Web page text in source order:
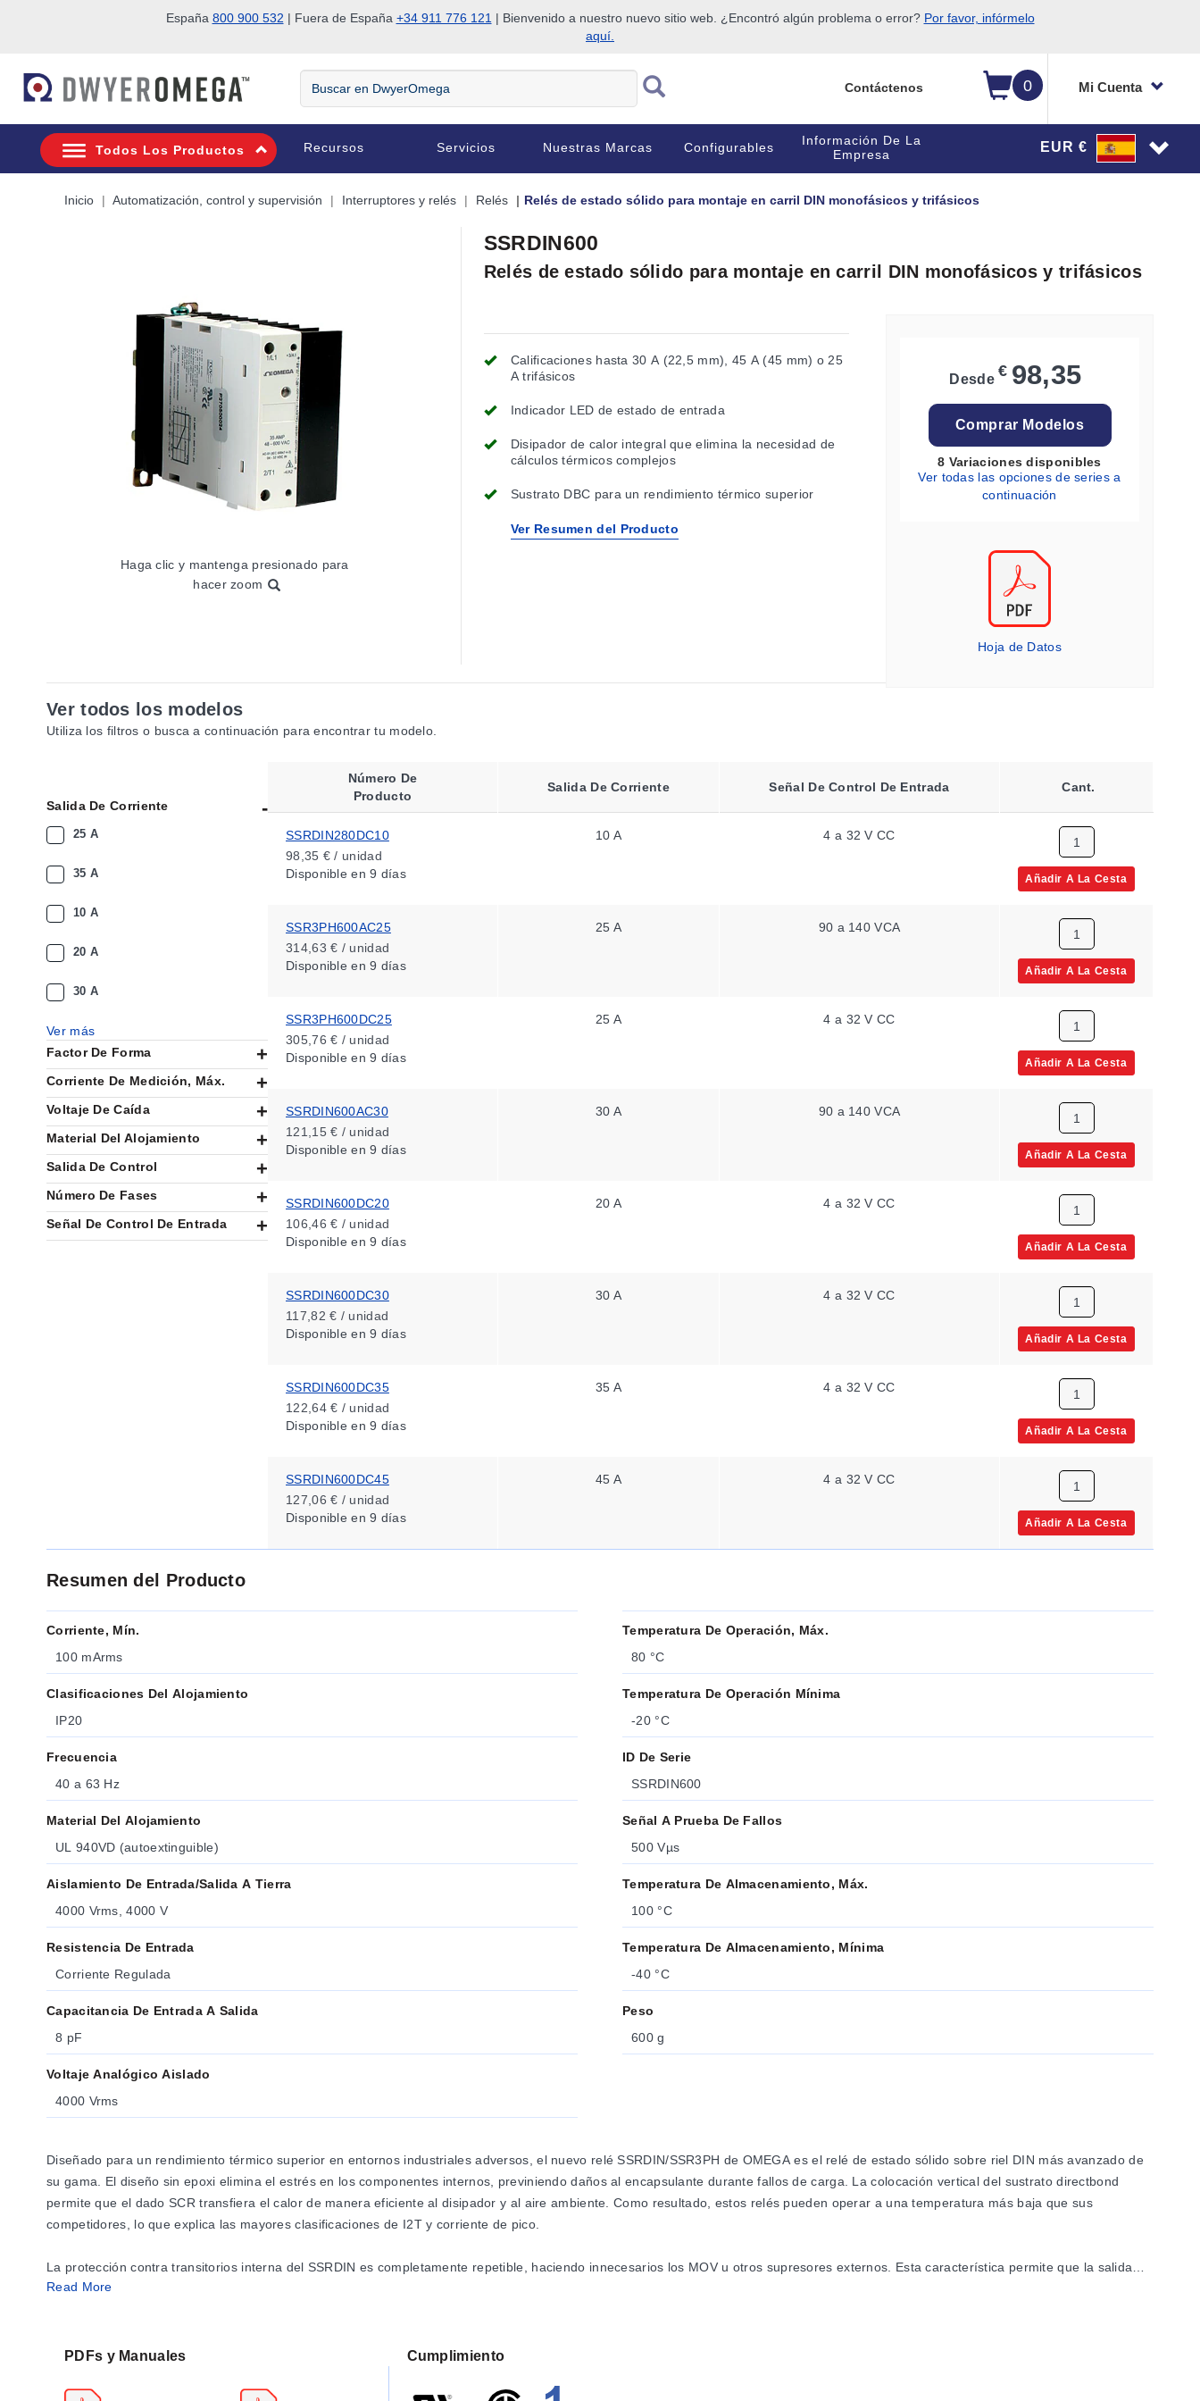
España 800 900 532 | Fuera de España +34 911 776 121 | Bienvenido a nuestro nuevo sitio web. ¿Encontró algún problema o error? Por favor, infórmelo
aquí.
0 Mi Cuenta
Buscar
DwyerOmega
Contáctenos
Todos Los Productos Recursos Servicios Nuestras Marcas Configurables
Información De La
Empresa
EUR €
Inicio Automatización, control y supervisión Interruptores y relés Relés Relés de estado sólido para montaje en carril DIN monofásicos y trifásicos
Haga clic y mantenga presionado para
hacer zoom
SSRDIN600
Relés de estado sólido para montaje en carril DIN monofásicos y trifásicos
Calificaciones hasta 30 A (22,5 mm), 45 A (45 mm) o 25
A trifásicos
Indicador LED de estado de entrada
Disipador de calor integral que elimina la necesidad de
cálculos térmicos complejos
Sustrato DBC para un rendimiento térmico superior
Ver Resumen del Producto
Desde € 98,35
Comprar Modelos
8 Variaciones disponibles
Ver todas las opciones de series a
continuación
Hoja de Datos
Ver todos los modelos
Utiliza los filtros o busca a continuación para encontrar tu modelo.
Salida De Corriente
25 A
35 A
10 A
20 A
30 A
Ver más
Factor De Forma
Corriente De Medición, Máx.
Voltaje De Caída
Material Del Alojamiento
Salida De Control
Número De Fases
Señal De Control De Entrada
Número De
Producto
Salida De Corriente Señal De Control De Entrada Cant.
SSRDIN280DC10
98,35 € / unidad
Disponible en 9 días
10 A 4 a 32 V CC
Añadir A La Cesta
SSR3PH600AC25
314,63 € / unidad
Disponible en 9 días
25 A 90 a 140 VCA
Añadir A La Cesta
SSR3PH600DC25
305,76 € / unidad
Disponible en 9 días
25 A 4 a 32 V CC
Añadir A La Cesta
SSRDIN600AC30
121,15 € / unidad
Disponible en 9 días
30 A 90 a 140 VCA
Añadir A La Cesta
SSRDIN600DC20
106,46 € / unidad
Disponible en 9 días
20 A 4 a 32 V CC
Añadir A La Cesta
SSRDIN600DC30
117,82 € / unidad
Disponible en 9 días
30 A 4 a 32 V CC
Añadir A La Cesta
SSRDIN600DC35
122,64 € / unidad
Disponible en 9 días
35 A 4 a 32 V CC
Añadir A La Cesta
SSRDIN600DC45
127,06 € / unidad
Disponible en 9 días
45 A 4 a 32 V CC
Añadir A La Cesta
Resumen del Producto
Corriente, Mín.
100 mArms
Clasificaciones Del Alojamiento
IP20
Frecuencia
40 a 63 Hz
Material Del Alojamiento
UL 940VD (autoextinguible)
Aislamiento De Entrada/salida A Tierra
4000 Vrms, 4000 V
Resistencia De Entrada
Corriente Regulada
Capacitancia De Entrada A Salida
8 pF
Voltaje Analógico Aislado
4000 Vrms
Temperatura De Operación, Máx.
80 °C
Temperatura De Operación Mínima
-20 °C
ID De Serie
SSRDIN600
Señal A Prueba De Fallos
500 Vµs
Temperatura De Almacenamiento, Máx.
100 °C
Temperatura De Almacenamiento, Mínima
-40 °C
Peso
600 g
Diseñado para un rendimiento térmico superior en entornos industriales adversos, el nuevo relé SSRDIN/SSR3PH de OMEGA es el relé de estado sólido sobre riel DIN más avanzado de
su gama. El diseño sin epoxi elimina el estrés en los componentes internos, previniendo daños al encapsulante durante fallos de carga. La colocación vertical del sustrato directbond
permite que el dado SCR transfiera el calor de manera eficiente al disipador y al aire ambiente. Como resultado, estos relés pueden operar a una temperatura más baja que sus
competidores, lo que explica las mayores clasificaciones de I2T y corriente de pico.
La protección contra transitorios interna del SSRDIN es completamente repetible, haciendo innecesarios los MOV u otros supresores externos. Esta característica permite que la salida
conduzca la corriente de carga cuando se detecta un transitorio en los terminales de salida, en lugar de forzar la corriente de carga a través del circuito de protección. Por lo tanto, no se
Estos relés son ideales para numerosas aplicaciones comerciales e industriales, incluyendo reemplazo de relés de mercurio, equipos profesionales de servicio de alimentos (hornos,
equipos de embalaje, equipos de clasificación, sistemas de soldadura por ola y reflujo, sistemas de iluminación, controles de bombas, incubadoras, conmutación de motores y sistemas
Read More
PDFs y Manuales Cumplimiento